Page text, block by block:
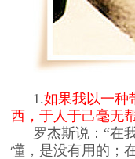
1.如果我以一种
西，于人于己毫无
罗杰斯说：“在
懂，是没有用的；